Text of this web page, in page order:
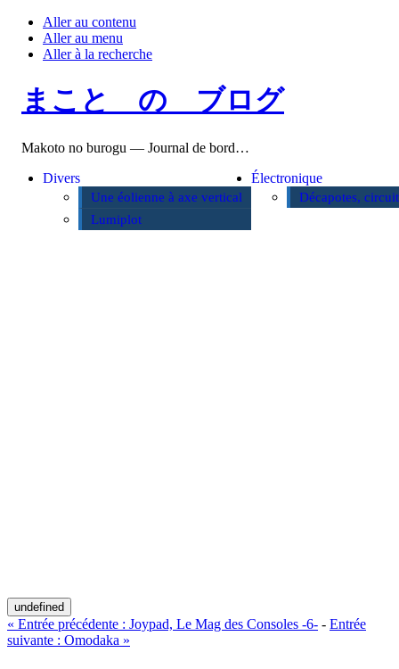
Aller au contenu
Aller au menu
Aller à la recherche
まこと の ブログ
Makoto no burogu — Journal de bord…
Divers
Une éolienne à axe vertical
Lumiplot
Électronique
Décapotes,
undefined
« Entrée précédente : Joypad, Le Mag des Consoles -6- - Entrée
suivante : Omodaka »